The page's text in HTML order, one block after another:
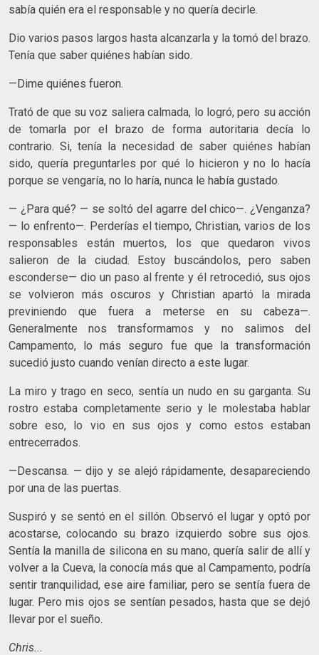
sabía quién era el responsable y no quería decirle.
Dio varios pasos largos hasta alcanzarla y la tomó del brazo.
Tenía que saber quiénes habían sido.
—Dime quiénes fueron.
Trató de que su voz saliera calmada, lo logró, pero su acción
de tomarla por el brazo de forma autoritaria decía lo
contrario. Si, tenía la necesidad de saber quiénes habían
sido, quería preguntarles por qué lo hicieron y no lo hacía
porque se vengaría, no lo haría, nunca le había gustado.
— ¿Para qué? — se soltó del agarre del chico—. ¿Venganza?
— lo enfrento—. Perderías el tiempo, Christian, varios de los
responsables están muertos, los que quedaron vivos
salieron de la ciudad. Estoy buscándolos, pero saben
esconderse— dio un paso al frente y él retrocedió, sus ojos
se volvieron más oscuros y Christian apartó la mirada
previniendo que fuera a meterse en su cabeza—.
Generalmente nos transformamos y no salimos del
Campamento, lo más seguro fue que la transformación
sucedió justo cuando venían directo a este lugar.
La miro y trago en seco, sentía un nudo en su garganta. Su
rostro estaba completamente serio y le molestaba hablar
sobre eso, lo vio en sus ojos y como estos estaban
entrecerrados.
—Descansa. — dijo y se alejó rápidamente, desapareciendo
por una de las puertas.
Suspiró y se sentó en el sillón. Observó el lugar y optó por
acostarse, colocando su brazo izquierdo sobre sus ojos.
Sentía la manilla de silicona en su mano, quería salir de allí y
volver a la Cueva, la conocía más que al Campamento, podría
sentir tranquilidad, ese aire familiar, pero se sentía fuera de
lugar. Pero mis ojos se sentían pesados, hasta que se dejó
llevar por el sueño.
Chris...